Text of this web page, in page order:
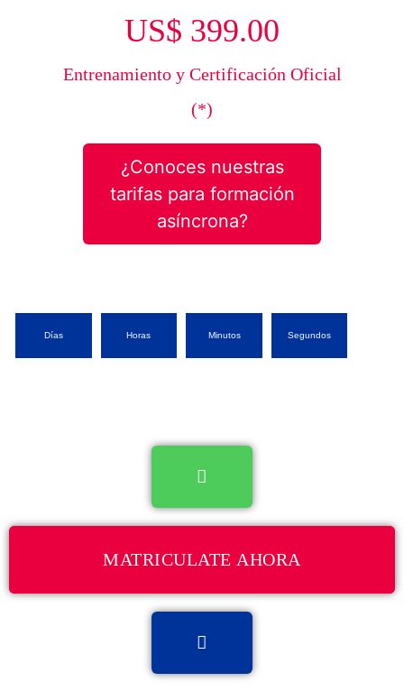
US$ 399.00
Entrenamiento y Certificación Oficial
(*)
¿Conoces nuestras
tarifas para formación
asíncrona?
Días Horas Minutos Segundos